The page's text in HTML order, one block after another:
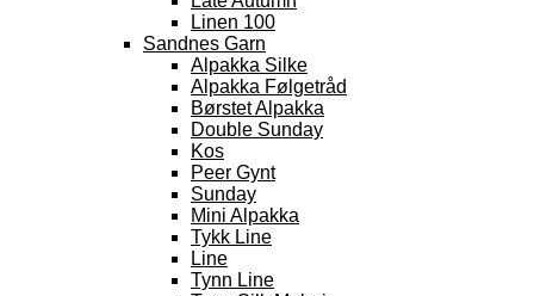
Linen 100
Sandnes Garn
Alpakka Silke
Alpakka Følgetråd
Børstet Alpakka
Double Sunday
Kos
Peer Gynt
Sunday
Mini Alpakka
Tykk Line
Line
Tynn Line